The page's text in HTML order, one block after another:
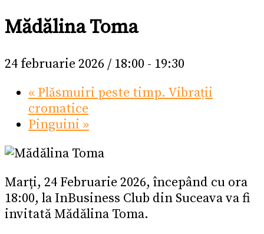
Mădălina Toma
24 februarie 2026 / 18:00 - 19:30
« Plăsmuiri peste timp. Vibrații
cromatice
Pinguini »
Marți, 24 Februarie 2026, începând cu ora
18:00, la InBusiness Club din Suceava va fi
invitată Mădălina Toma.